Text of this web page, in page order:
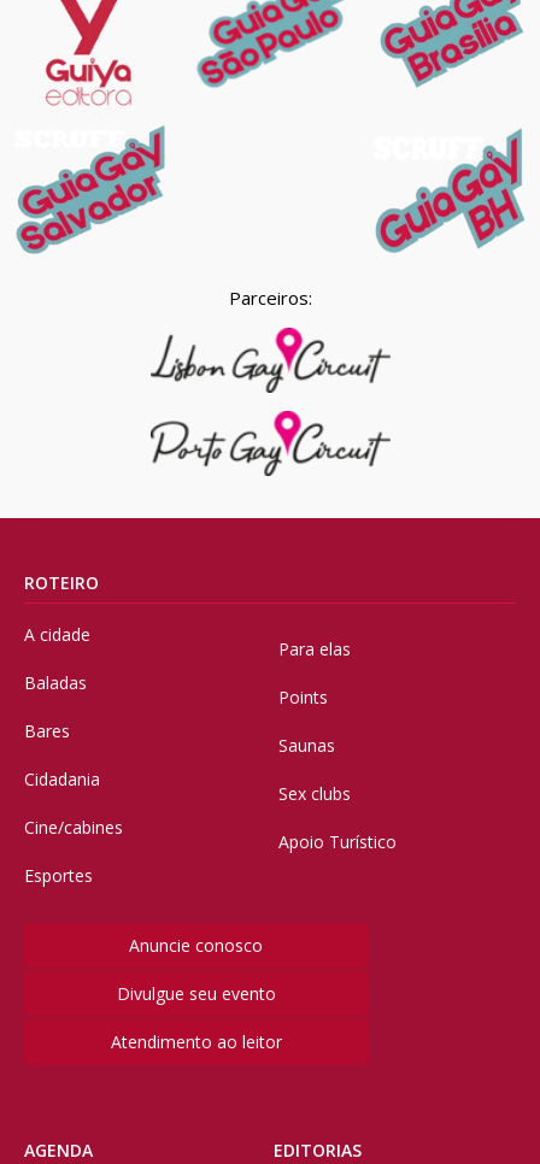
Parceiros:
ROTEIRO
A cidade
Baladas
Bares
Cidadania
Cine/cabines
Esportes
Para elas
Points
Saunas
Sex clubs
Apoio Turístico
Anuncie conosco
Divulgue seu evento
Atendimento ao leitor
AGENDA EDITORIAS